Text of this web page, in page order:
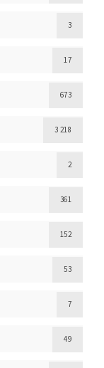
3
17
673
3 218
2
361
152
53
7
49